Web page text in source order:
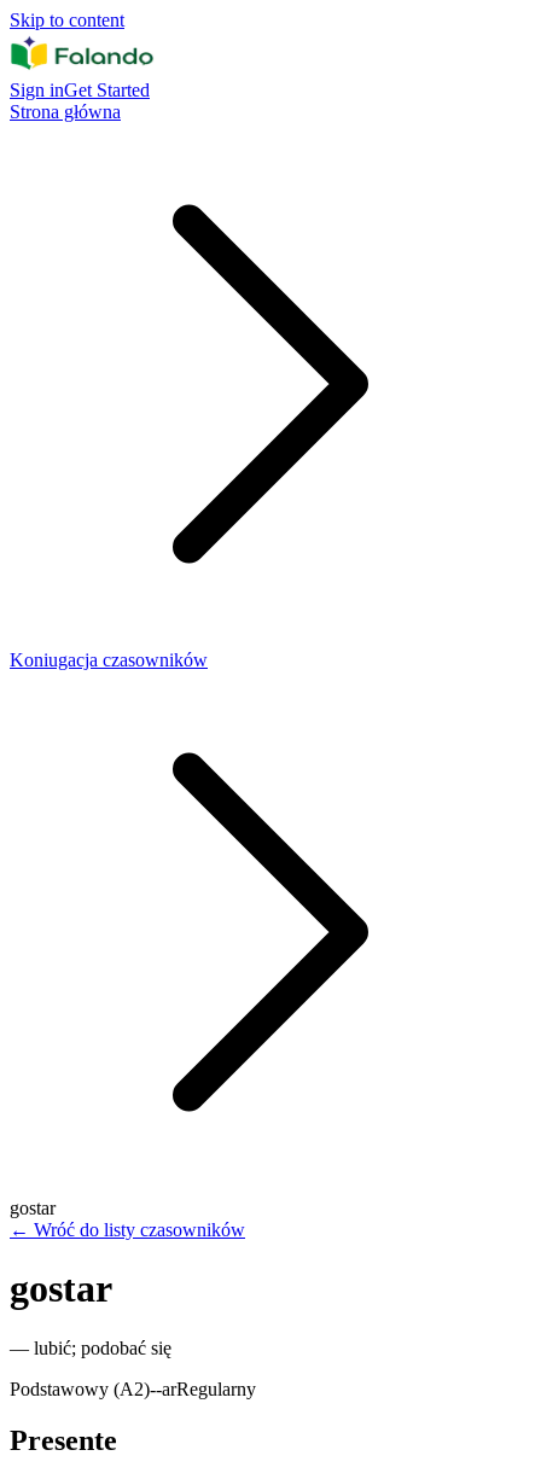
Skip to content
Sign inGet Started
Strona główna
Koniugacja czasowników
gostar
← Wróć do listy czasowników
gostar
— lubić; podobać się
Podstawowy (A2)--arRegularny
Presente